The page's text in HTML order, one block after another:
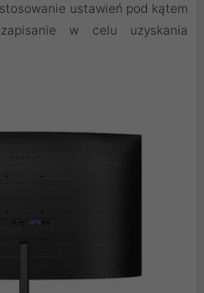
ustawień pod kątem
w celu uzyskania